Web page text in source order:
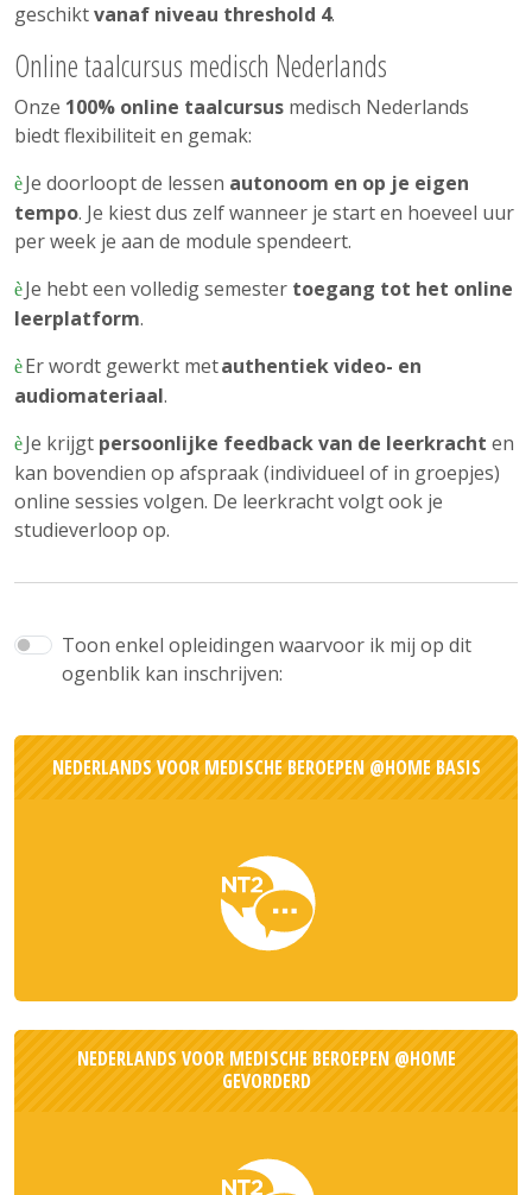
geschiktvanaf niveau threshold 4.
Online taalcursus medisch Nederlands
Onze 100% online taalcursus medisch Nederlands
biedt flexibiliteit en gemak:
èJe doorloopt de lessen autonoom en op je eigen
tempo. Je kiest dus zelf wanneer je start en hoeveel uur
per week je aan de module spendeert.
èJe hebt een volledig semester toegang tot het online
leerplatform.
èEr wordt gewerkt metauthentiek video- en
audiomateriaal.
èJe krijgt persoonlijke feedback van de leerkracht en
kan bovendien op afspraak (individueel of in groepjes)
online sessies volgen. De leerkracht volgt ook je
studieverloop op.
Toon enkel opleidingen waarvoor ik mij op dit
ogenblik kan inschrijven:
NEDERLANDS VOOR MEDISCHE BEROEPEN @HOME BASIS
NEDERLANDS VOOR MEDISCHE BEROEPEN @HOME
GEVORDERD